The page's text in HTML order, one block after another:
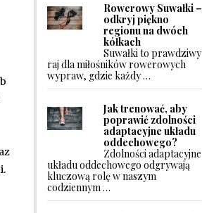
Rowerowy Suwałki –
odkryj piękno
regionu na dwóch
kółkach
Suwałki to prawdziwy
raj dla miłośników rowerowych
wypraw, gdzie każdy …
Jak trenować, aby
poprawić zdolności
adaptacyjne układu
oddechowego?
Zdolności adaptacyjne
układu oddechowego odgrywają
kluczową rolę w naszym
codziennym …